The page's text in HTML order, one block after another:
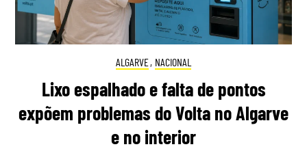
ALGARVE, NACIONAL
Lixo espalhado e falta de pontos
expõem problemas do Volta no Algarve
e no interior